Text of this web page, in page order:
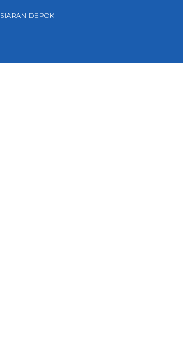
SIARAN DEPOK